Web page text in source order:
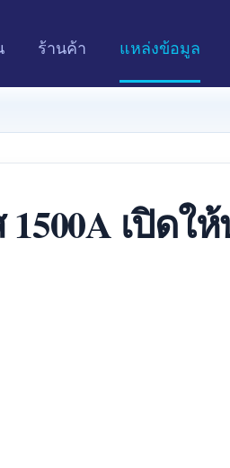
ร้านค้า แหล่งข้อมูล
1500A เปิดใ